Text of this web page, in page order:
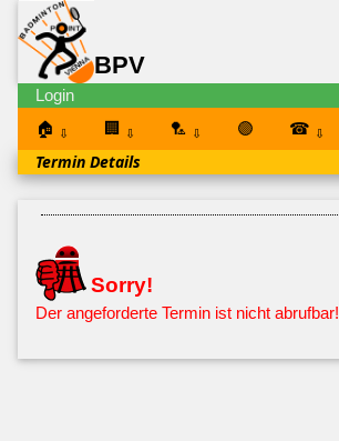
BPV
Login
🏠
⇩ 🏢 ⇩ 🏸 ⇩ 🟣 ☎ ⇩
Termin Details
Sorry!
Der angeforderte Termin ist nicht abrufbar!